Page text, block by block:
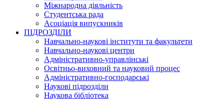
Міжнародна діяльність
Студентська рада
Асоціація випускників
ПІДРОЗДІЛИ
Навчально-наукові інститути та факультети
Навчально-наукові центри
Адміністративно-управлінські
Освітньо-виховний та науковий процес
Адміністративно-господарські
Наукові підрозділи
Наукова бібліотека